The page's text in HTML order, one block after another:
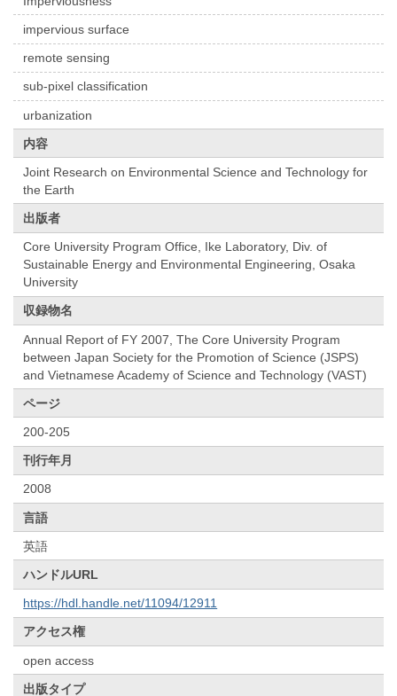
impervious surface
remote sensing
sub-pixel classification
urbanization
内容
Joint Research on Environmental Science and Technology for
the Earth
出版者
Core University Program Office, Ike Laboratory, Div. of
Sustainable Energy and Environmental Engineering, Osaka
University
収録物名
Annual Report of FY 2007, The Core University Program
between Japan Society for the Promotion of Science (JSPS)
and Vietnamese Academy of Science and Technology (VAST)
ページ
200-205
刊行年月
2008
言語
英語
ハンドルURL
https://hdl.handle.net/11094/12911
アクセス権
open access
出版タイプ